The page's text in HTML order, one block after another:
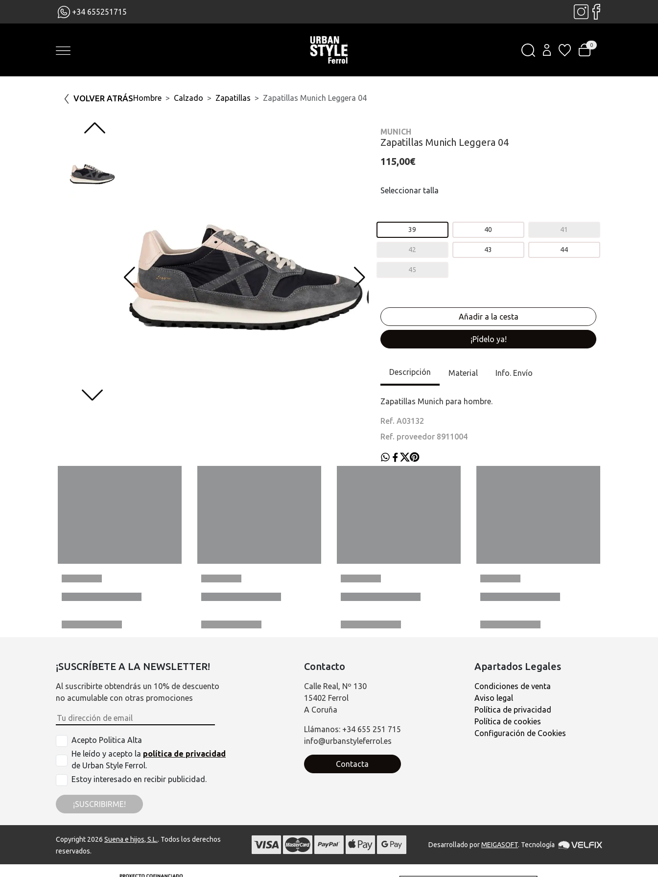
+34 655251715
0
VOLVER ATRÁSHombre Calzado Zapatillas Zapatillas Munich Leggera 04
MUNICH
Zapatillas Munich Leggera 04
115,00€
Seleccionar talla
39 40 41
42 43 44
45
¡Pídelo ya!
Descripción Material Info. Envío
Zapatillas Munich para hombre.
Ref. A03132
Ref. proveedor 8911004
¡SUSCRÍBETE A LA NEWSLETTER!
Al suscribirte obtendrás un 10% de descuento
no acumulable con otras promociones
Acepto Politica Alta
He leído y acepto la política de privacidad
de Urban Style Ferrol.
Estoy interesado en recibir publicidad.
¡SUSCRIBIRME!
Contacto
Calle Real, Nº 130
15402 Ferrol
A Coruña
Llámanos: +34 655 251 715
info@urbanstyleferrol.es
Contacta
Apartados Legales
Condiciones de venta
Aviso legal
Política de privacidad
Política de cookies
Configuración de Cookies
Copyright 2026 Suena e hijos, S.L.. Todos los derechos
reservados.
Desarrollado porMEIGASOFT. Tecnología